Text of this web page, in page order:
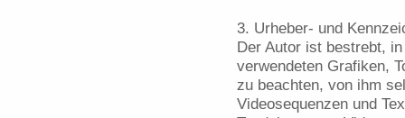
3. Urheber- und
Der Autor ist bestrebt,
verwendeten Grafiken,
zu beachten, von ihm
Videosequenzen und